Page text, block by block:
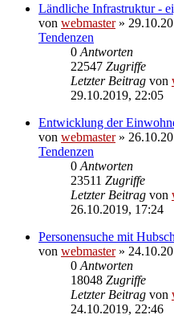
Ländliche Infrastruktur -
von webmaster»
Tendenzen
0 Antworten
22547 Zugriffe
Letzter Beitrag von
29.10.2019, 22:05
Entwicklung der
von webmaster»
Tendenzen
0 Antworten
23511 Zugriffe
Letzter Beitrag von
26.10.2019, 17:24
Personensuche mit
von webmaster»
0 Antworten
18048 Zugriffe
Letzter Beitrag von
24.10.2019, 22:46